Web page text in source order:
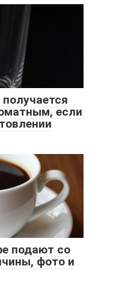
если
подают со
фото и